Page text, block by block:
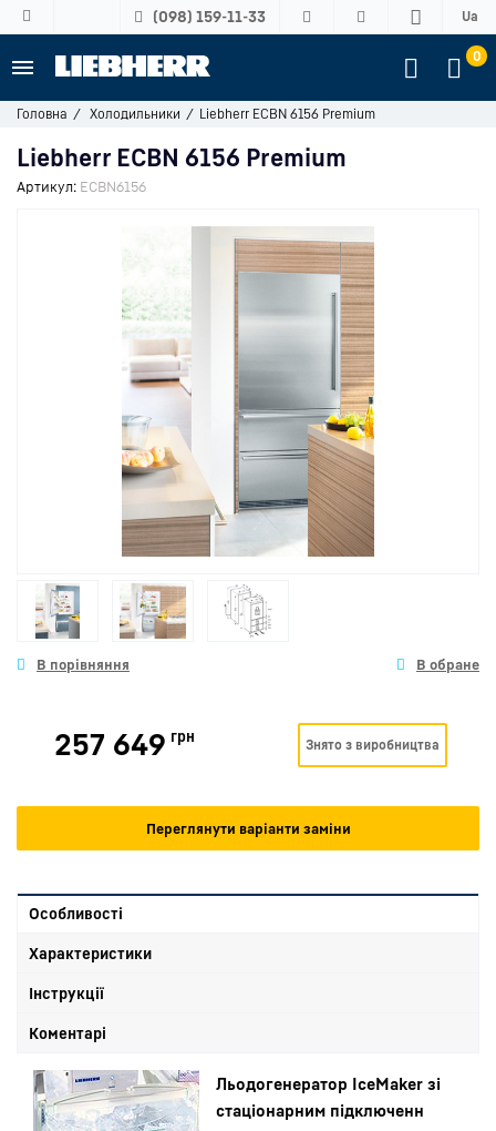
(098) 159-11-33 Ua
0
Головна Холодильники Liebherr ECBN 6156 Premium
Liebherr ECBN 6156 Premium
Артикул: ECBN6156
257 649 грн Знято з виробництва
Переглянути варіанти заміни
Особливості
Характеристики
Інструкції
Коментарі
Льодогенератор IceMaker зі
стаціонарним підключенн